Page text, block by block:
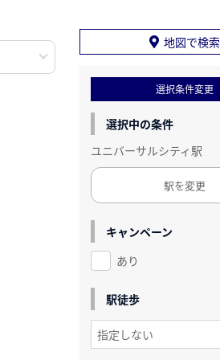
地図で検索
選択条件変更
選択中の条件
ユニバーサルシティ駅
駅を変更
キャンペーン
あり
駅徒歩